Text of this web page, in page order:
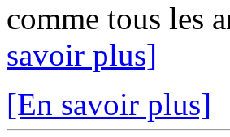
comme tous les
savoir plus]
[En savoir plus]